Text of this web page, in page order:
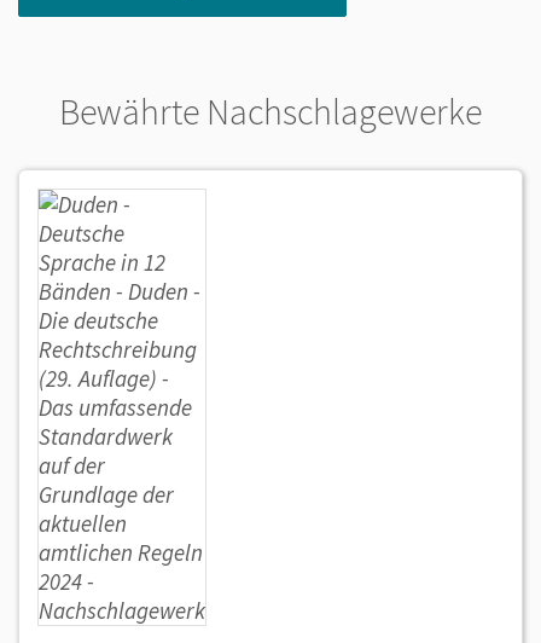
Bewährte Nachschlagewerke